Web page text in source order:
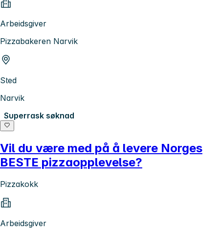
Arbeidsgiver
Pizzabakeren Narvik
Sted
Narvik
Superrask søknad
Vil du være med på å levere Norges
BESTE pizzaopplevelse?
Pizzakokk
Arbeidsgiver